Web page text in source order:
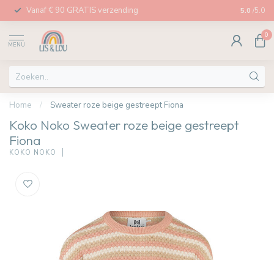
Vanaf € 90 GRATIS verzending Afhalen
5.0 /5.0
MENU
0
Home / Sweater roze beige gestreept Fiona
Koko Noko Sweater roze beige gestreept
Fiona
KOKO NOKO